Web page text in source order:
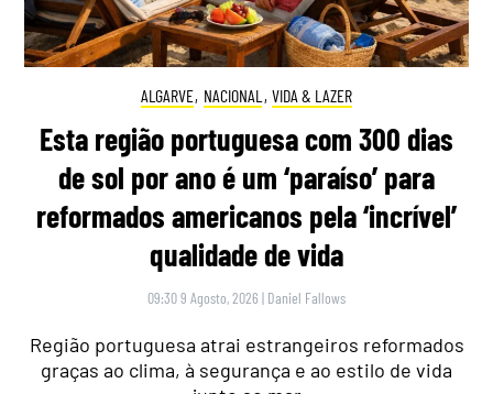
ALGARVE, NACIONAL , VIDA & LAZER
Esta região portuguesa com 300 dias
de sol por ano é um ‘paraíso’ para
reformados americanos pela ‘incrível’
qualidade de vida
09:30 9 Agosto, 2026 | Daniel Fallows
Região portuguesa atrai estrangeiros reformados
graças ao clima, à segurança e ao estilo de vida